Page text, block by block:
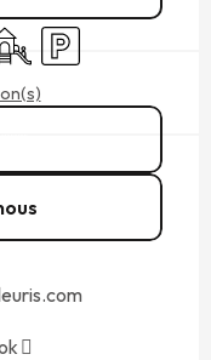
pour enfants /
Parking